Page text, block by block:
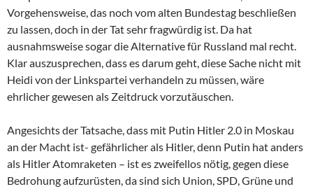
Vorgehensweise, das noch vom alten Bundestag beschließen
zu lassen, doch in der Tat sehr fragwürdig ist. Da hat
ausnahmsweise sogar die Alternative für Russland mal recht.
Klar auszusprechen, dass es darum geht, diese Sache nicht mit
Heidi von der Linkspartei verhandeln zu müssen, wäre
ehrlicher gewesen als Zeitdruck vorzutäuschen.
Angesichts der Tatsache, dass mit Putin Hitler 2.0 in Moskau
an der Macht ist- gefährlicher als Hitler, denn Putin hat anders
als Hitler Atomraketen – ist es zweifellos nötig, gegen diese
Bedrohung aufzurüsten, da sind sich Union, SPD, Grüne und